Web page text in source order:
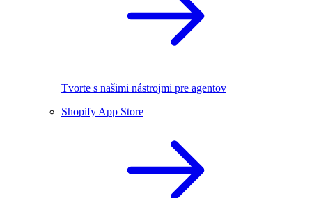
Tvorte s našimi nástrojmi pre agentov
Shopify App Store